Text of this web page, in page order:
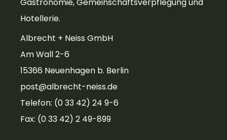
Hotellerie.
Albrecht + Neiss GmbH
Am Wall 2-6
15366 Neuenhagen b. Berlin
post@albrecht-neiss.de
Telefon: (0 33 42) 24 9-6
Fax: (0 33 42) 2 49-899